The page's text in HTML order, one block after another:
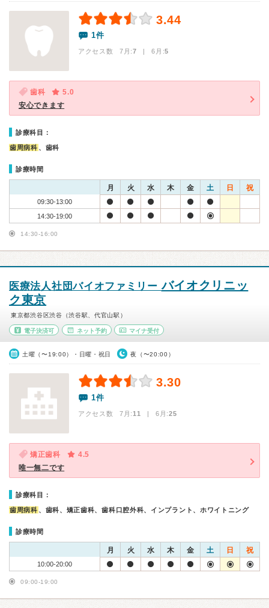
3.44
1件
アクセス数 7月:7 | 6月:5
歯科
5.0
安心できます
診療科目：
歯周病科 、歯科
診療時間
月 火 水 木 金 土 日 祝
09:30-13:00
14:30-19:00
14:30-16:00
医療法人社団バイオファミリーバイオクリニッ
ク東京
東京都渋谷区渋谷（渋谷駅、代官山駅）
電子決済可 ネット予約 マイナ受付
土曜（〜19:00）・日曜・祝日 夜（〜20:00）
3.30
1件
アクセス数 7月:11 | 6月:25
矯正歯科
4.5
唯一無二です
診療科目：
歯周病科 、歯科、矯正歯科、歯科口腔外科、インプラント、ホワイトニング
診療時間
月 火 水 木 金 土 日 祝
10:00-20:00
09:00-19:00